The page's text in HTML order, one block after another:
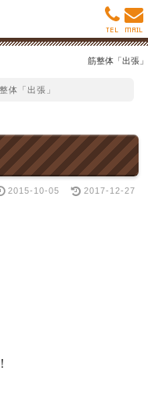
筋整体「出張」
体「出張」
2015-10-05 2017-12-27
MAIL
TEL